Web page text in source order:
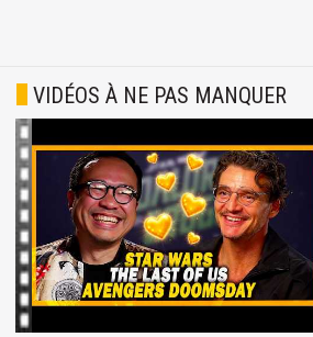
VIDÉOS À NE PAS MANQUER